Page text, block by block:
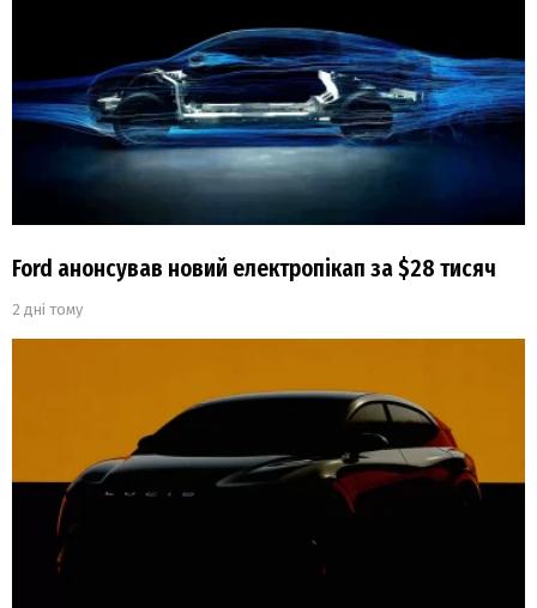
Ford анонсував новий електропікап за $28 тисяч
2 дні тому